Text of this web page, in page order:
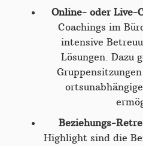
Online- oder Live-
Coachings im
intensive
Lösungen. Dazu
Beziehungs-
Highlight sind die